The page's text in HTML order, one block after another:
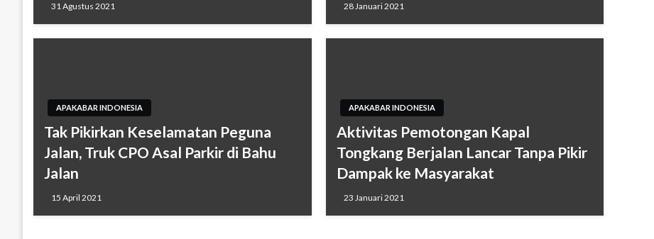
31 Agustus 2021 28 Januari 2021
APAKABAR INDONESIA
Tak Pikirkan Keselamatan Peguna
Jalan, Truk CPO Asal Parkir di Bahu
Jalan
15 April 2021
APAKABAR INDONESIA
Aktivitas Pemotongan Kapal
Tongkang Berjalan Lancar Tanpa Pikir
Dampak ke Masyarakat
23 Januari 2021